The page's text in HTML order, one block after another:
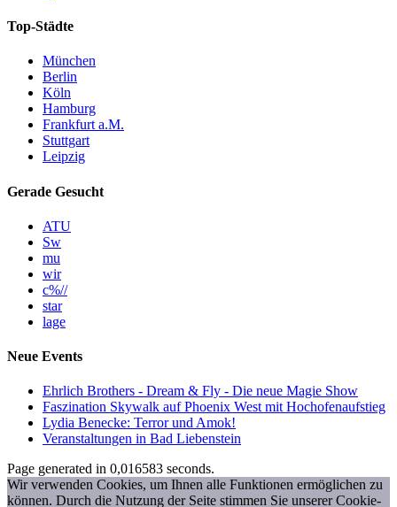
Top-Städte
München
Berlin
Köln
Hamburg
Frankfurt a.M.
Stuttgart
Leipzig
Gerade Gesucht
ATU
Sw
mu
wir
c%//
star
lage
Neue Events
Ehrlich Brothers - Dream & Fly - Die neue Magie Show
Faszination Skywalk auf Phoenix West mit Hochofenaufstieg
Lydia Benecke: Terror und Amok!
Veranstaltungen in Bad Liebenstein
Page generated in 0,016583 seconds.
Wir verwenden Cookies, um Ihnen alle Funktionen ermöglichen zu
können. Durch die Nutzung der Seite stimmen Sie unserer Cookie-